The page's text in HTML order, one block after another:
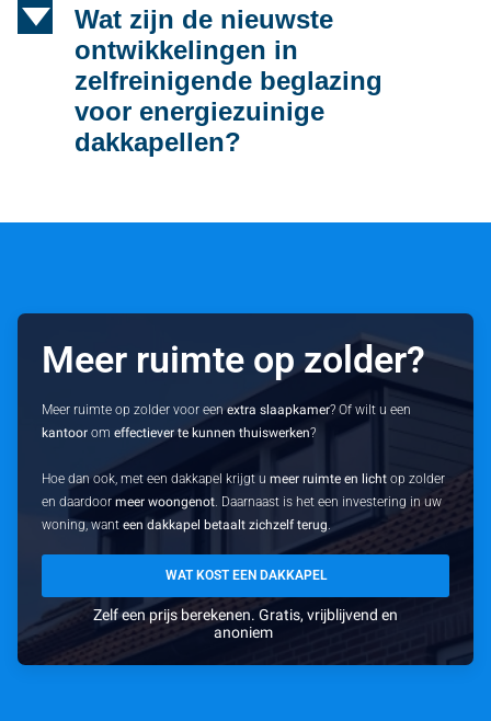
d
Wat zijn de nieuwste
ontwikkelingen in
zelfreinigende beglazing
voor energiezuinige
dakkapellen?
Meer ruimte op zolder?
Meer ruimte op zolder voor eenextra slaapkamer? Of wilt u een
kantoor omeffectiever te kunnen thuiswerken?
Hoe dan ook, met een dakkapel krijgt umeer ruimte en licht op zolder
en daardoormeer woongenot. Daarnaast is het een investering in uw
woning, wanteen dakkapel betaalt zichzelf terug.
WAT KOST EEN DAKKAPEL
Zelf een prijs berekenen. Gratis, vrijblijvend en
anoniem